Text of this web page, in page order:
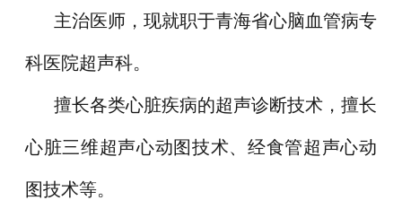
主治医师，现就职于青海省心脑血管病专
科医院超声科。
擅长各类心脏疾病的超声诊断技术，擅长
心脏三维超声心动图技术、经食管超声心动
图技术等。